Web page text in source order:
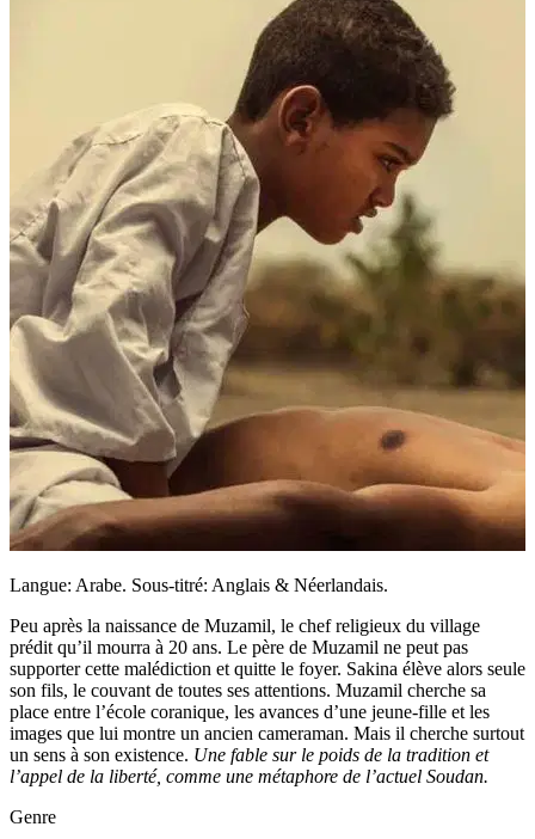
Langue: Arabe. Sous-titré: Anglais & Néerlandais.
Peu après la naissance de Muzamil, le chef religieux du village
prédit qu’il mourra à 20 ans. Le père de Muzamil ne peut pas
supporter cette malédiction et quitte le foyer. Sakina élève alors seule
son fils, le couvant de toutes ses attentions. Muzamil cherche sa
place entre l’école coranique, les avances d’une jeune-fille et les
images que lui montre un ancien cameraman. Mais il cherche surtout
un sens à son existence. Une fable sur le poids de la tradition et
l’appel de la liberté, comme une métaphore de l’actuel Soudan.
Genre